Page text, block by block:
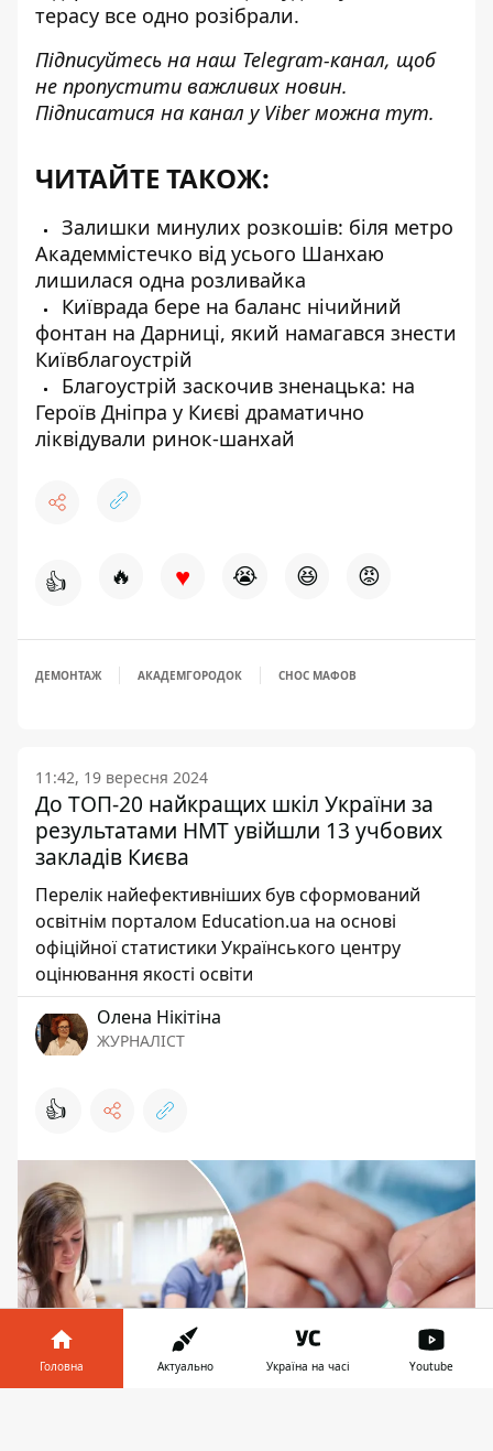
терасу все одно розібрали.
Підписуйтесь на наш Telegram-канал, щоб
не пропустити важливих новин.
Підписатися на канал у Viber можна тут.
ЧИТАЙТЕ ТАКОЖ:
Залишки минулих розкошів: біля метро
Академмістечко від усього Шанхаю
лишилася одна розливайка
Київрада бере на баланс нічийний
фонтан на Дарниці, який намагався знести
Київблагоустрій
Благоустрій заскочив зненацька: на
Героїв Дніпра у Києві драматично
ліквідували ринок-шанхай
👍 🔥 ♥ 😭 😆 😡
ДЕМОНТАЖ АКАДЕМГОРОДОК СНОС МАФОВ
11:42, 19 вересня 2024
До ТОП-20 найкращих шкіл України за
результатами НМТ увійшли 13 учбових
закладів Києва
Перелік найефективніших був сформований
освітнім порталом Education.ua на основі
офіційної статистики Українського центру
оцінювання якості освіти
Олена Нікітіна
ЖУРНАЛІСТ
👍
Головна Актуально Україна на часі Youtube